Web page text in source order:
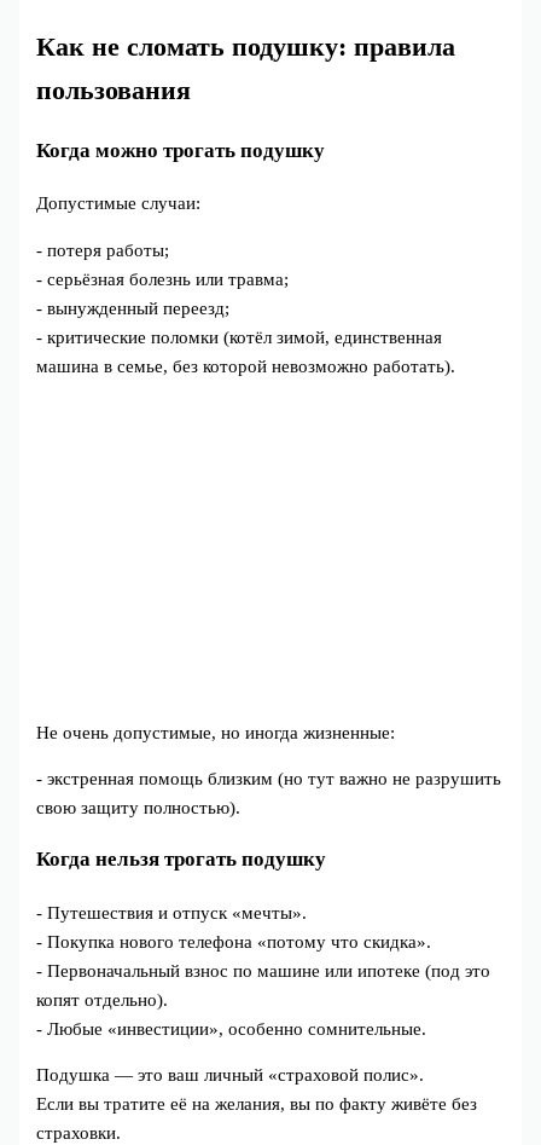
Как не сломать подушку: правила
пользования
Когда можно трогать подушку
Допустимые случаи:
- потеря работы;
- серьёзная болезнь или травма;
- вынужденный переезд;
- критические поломки (котёл зимой, единственная
машина в семье, без которой невозможно работать).
Не очень допустимые, но иногда жизненные:
- экстренная помощь близким (но тут важно не разрушить
свою защиту полностью).
Когда нельзя трогать подушку
- Путешествия и отпуск «мечты».
- Покупка нового телефона «потому что скидка».
- Первоначальный взнос по машине или ипотеке (под это
копят отдельно).
- Любые «инвестиции», особенно сомнительные.
Подушка — это ваш личный «страховой полис».
Если вы тратите её на желания, вы по факту живёте без
страховки.